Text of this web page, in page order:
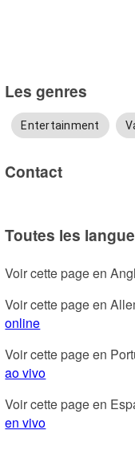
Les genres
Entertainment
Contact
Toutes les
Voir cette page en
Voir cette page en
online
Voir cette page en
ao vivo
Voir cette page en
en vivo